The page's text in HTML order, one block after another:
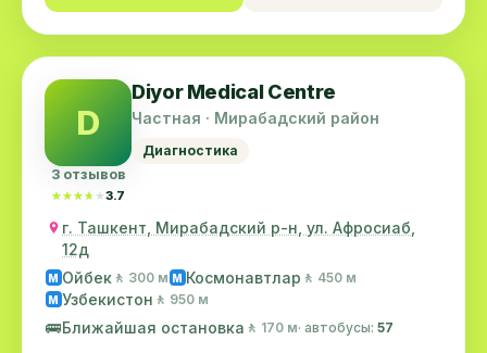
D
3 отзывов
★★★★★
★★★★★3.7
Diyor Medical Centre
Частная · Мирабадский район
Диагностика
г. Ташкент, Мирабадский р-н, ул. Афросиаб,
12д
M Ойбек 🚶 300 м M Космонавтлар 🚶 450 м
M Узбекистон 🚶 950 м
🚌Ближайшая остановка 🚶 170 м· автобусы: 57